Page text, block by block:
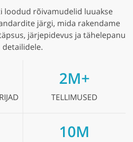
loodud rõivamudelid luuakse
järgi, mida rakendame
järjepidevus ja tähelepanu
detailidele.
2M+
TELLIMUSED
10M